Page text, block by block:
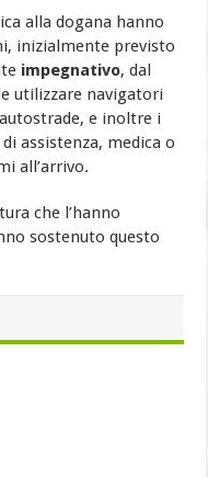
alla dogana hanno
inizialmente previsto
impegnativo, dal
utilizzare navigatori
e inoltre i
assistenza, medica o
all’arrivo.
che l’hanno
sostenuto questo